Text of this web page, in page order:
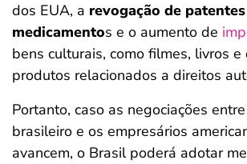
dos EUA, a revogação de
medicamentos e o aumento de
bens culturais, como filmes, livros e
produtos relacionados a direitos
Portanto, caso as negociações
brasileiro e os empresários
avancem, o Brasil poderá adotar